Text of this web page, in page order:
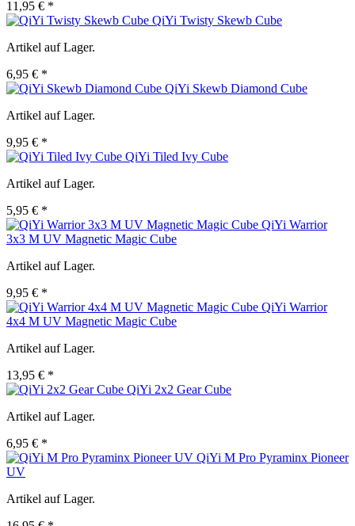
11,95 € *
QiYi Twisty Skewb Cube
Artikel auf Lager.
6,95 € *
QiYi Skewb Diamond Cube
Artikel auf Lager.
9,95 € *
QiYi Tiled Ivy Cube
Artikel auf Lager.
5,95 € *
QiYi Warrior
3x3 M UV Magnetic Magic Cube
Artikel auf Lager.
9,95 € *
QiYi Warrior
4x4 M UV Magnetic Magic Cube
Artikel auf Lager.
13,95 € *
QiYi 2x2 Gear Cube
Artikel auf Lager.
6,95 € *
QiYi M Pro Pyraminx Pioneer
UV
Artikel auf Lager.